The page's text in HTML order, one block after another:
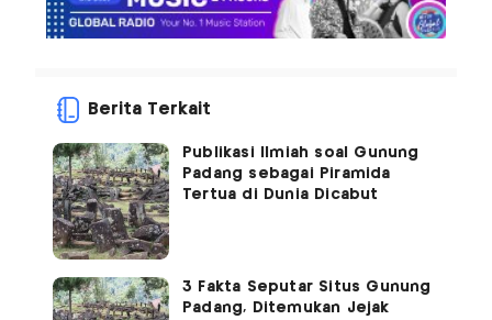
Berita Terkait
Publikasi Ilmiah soal Gunung
Padang sebagai Piramida
Tertua di Dunia Dicabut
3 Fakta Seputar Situs Gunung
Padang, Ditemukan Jejak